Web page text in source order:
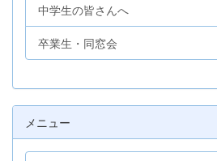
中学生の皆さんへ
卒業生・同窓会
メニュー